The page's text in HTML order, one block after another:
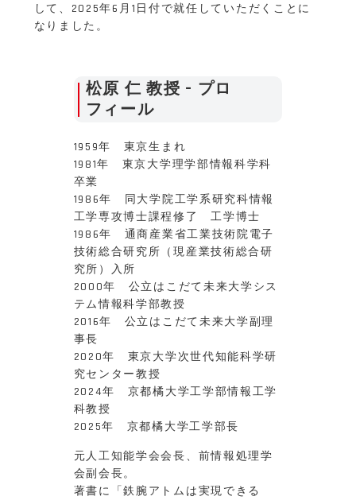
して、2025年6月1日付で就任していただくことに
なりました。
松原 仁 教授 – プロ
フィール
1959年 東京生まれ
1981年 東京大学理学部情報科学科
卒業
1986年 同大学院工学系研究科情報
工学専攻博士課程修了 工学博士
1986年 通商産業省工業技術院電子
技術総合研究所（現産業技術総合研
究所）入所
2000年 公立はこだて未来大学シス
テム情報科学部教授
2016年 公立はこだて未来大学副理
事長
2020年 東京大学次世代知能科学研
究センター教授
2024年 京都橘大学工学部情報工学
科教授
2025年 京都橘大学工学部長
元人工知能学会会長、前情報処理学
会副会長。
著書に「鉄腕アトムは実現できる